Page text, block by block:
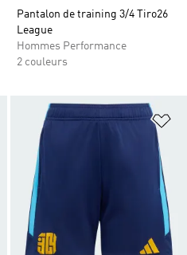
Pantalon de training 3/4 Tiro26
League
Hommes Performance
2 couleurs
Ajouter à la Liste de produits